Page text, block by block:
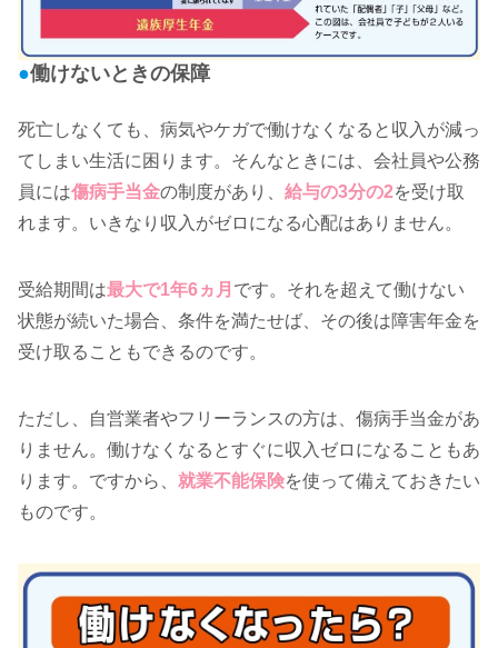
●働けないときの保障
死亡しなくても、病気やケガで働けなくなると収入が減っ
てしまい生活に困ります。そんなときには、会社員や公務
員には傷病手当金の制度があり、 給与の3分の2を受け取
れます。いきなり収入がゼロになる心配はありません。
受給期間は最大で1年6ヵ月 です。それを超えて働けない
状態が続いた場合、条件を満たせば、その後は障害年金を
受け取ることもできるのです。
ただし、自営業者やフリーランスの方は、傷病手当金があ
りません。働けなくなるとすぐに収入ゼロになることもあ
ります。ですから、 就業不能保険を使って備えておきたい
ものです。